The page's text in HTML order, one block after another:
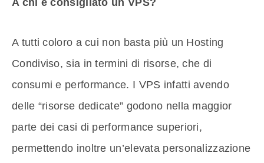
A chi è consigliato un VPS?
A tutti coloro a cui non basta più un Hosting
Condiviso, sia in termini di risorse, che di
consumi e performance. I VPS infatti avendo
delle “risorse dedicate” godono nella maggior
parte dei casi di performance superiori,
permettendo inoltre un’elevata personalizzazione